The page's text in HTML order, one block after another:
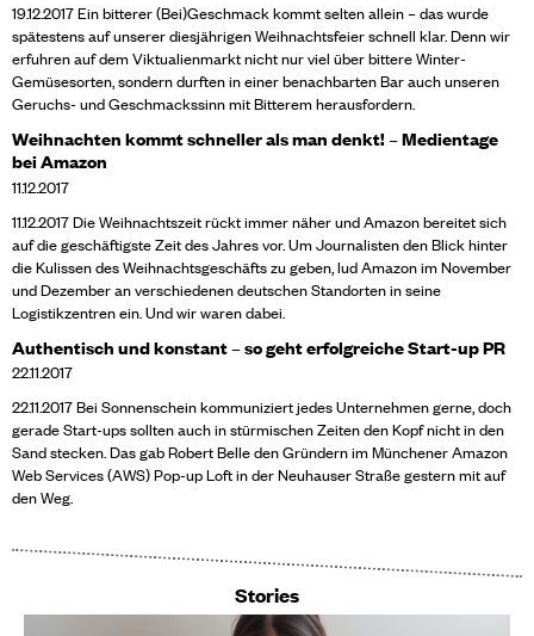
19.12.2017 Ein bitterer (Bei)Geschmack kommt selten allein – das wurde
spätestens auf unserer diesjährigen Weihnachtsfeier schnell klar. Denn wir
erfuhren auf dem Viktualienmarkt nicht nur viel über bittere Winter-
Gemüsesorten, sondern durften in einer benachbarten Bar auch unseren
Geruchs- und Geschmackssinn mit Bitterem herausfordern.
Weihnachten kommt schneller als man denkt! – Medientage
bei Amazon
11.12.2017
11.12.2017 Die Weihnachtszeit rückt immer näher und Amazon bereitet sich
auf die geschäftigste Zeit des Jahres vor. Um Journalisten den Blick hinter
die Kulissen des Weihnachtsgeschäfts zu geben, lud Amazon im November
und Dezember an verschiedenen deutschen Standorten in seine
Logistikzentren ein. Und wir waren dabei.
Authentisch und konstant – so geht erfolgreiche Start-up PR
22.11.2017
22.11.2017 Bei Sonnenschein kommuniziert jedes Unternehmen gerne, doch
gerade Start-ups sollten auch in stürmischen Zeiten den Kopf nicht in den
Sand stecken. Das gab Robert Belle den Gründern im Münchener Amazon
Web Services (AWS) Pop-up Loft in der Neuhauser Straße gestern mit auf
den Weg.
Stories